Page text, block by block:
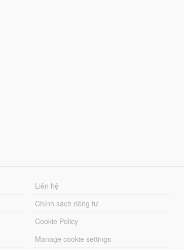
Liên hệ
Chính sách riêng tư
Cookie Policy
Manage cookie settings